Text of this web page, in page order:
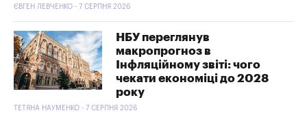
ЄВГЕН ЛЕВЧЕНКО - 7 СЕРПНЯ 2026
НБУ переглянув
макропрогноз в
Інфляційному звіті: чого
чекати економіці до 2028
року
ТЕТЯНА НАУМЕНКО - 7 СЕРПНЯ 2026